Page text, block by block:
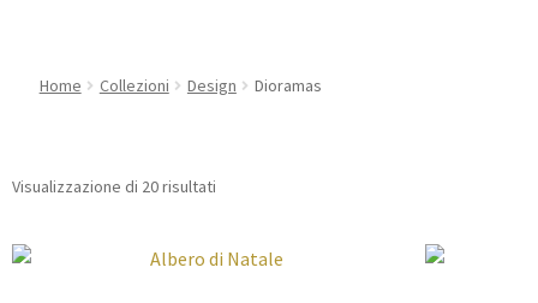
Home Collezioni Design Dioramas
Visualizzazione di 20 risultati